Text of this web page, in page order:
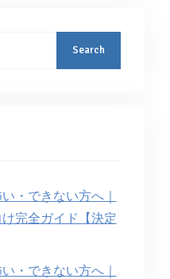
・できない方へ｜
完全ガイド【決定
・できない方へ｜